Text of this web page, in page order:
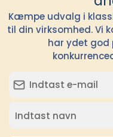
Kæmpe udvalg i
til din virksomhed. Vi
har ydet god